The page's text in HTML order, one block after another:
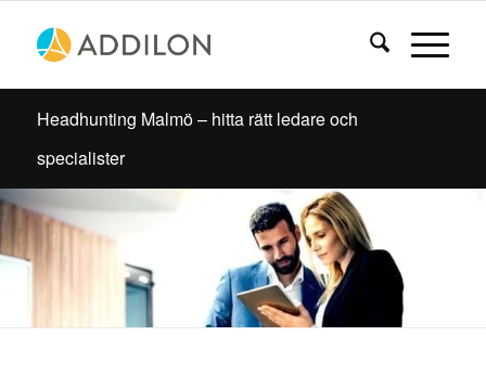
Headhunting Malmö – hitta rätt ledare och
specialister